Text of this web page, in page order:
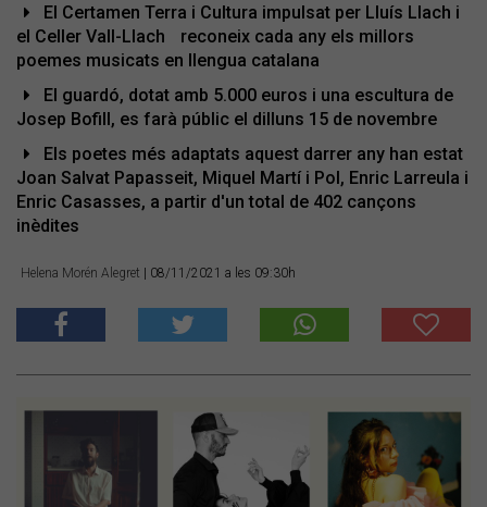
El Certamen Terra i Cultura impulsat per Lluís Llach i
el Celler Vall-Llach reconeix cada any els millors
poemes musicats en llengua catalana
El guardó, dotat amb 5.000 euros i una escultura de
Josep Bofill, es farà públic el dilluns 15 de novembre
Els poetes més adaptats aquest darrer any han estat
Joan Salvat Papasseit, Miquel Martí i Pol, Enric Larreula i
Enric Casasses, a partir d'un total de 402 cançons
inèdites
Helena Morén Alegret | 08/11/2021 a les 09:30h